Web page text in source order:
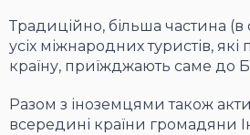
Традиційно, більша частина (в
усіх міжнародних туристів,
країну, приїжджають саме до
Разом з іноземцями також
всередині країни громадяни